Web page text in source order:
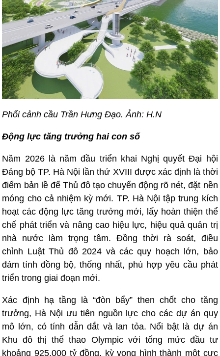
Phối cảnh cầu Trần Hưng Đạo. Ảnh: H.N
Động lực tăng trưởng hai con số
Năm 2026 là năm đầu triển khai Nghị quyết Đại hội
Đảng bộ TP. Hà Nội lần thứ XVIII được xác định là thời
điểm bản lề để Thủ đô tạo chuyển động rõ nét, đặt nền
móng cho cả nhiệm kỳ mới. TP. Hà Nội tập trung kích
hoạt các động lực tăng trưởng mới, lấy hoàn thiện thể
chế phát triển và nâng cao hiệu lực, hiệu quả quản trị
nhà nước làm trọng tâm. Đồng thời rà soát, điều
chỉnh Luật Thủ đô 2024 và các quy hoạch lớn, bảo
đảm tính đồng bộ, thống nhất, phù hợp yêu cầu phát
triển trong giai đoạn mới.
Xác định hạ tầng là “đòn bẩy” then chốt cho tăng
trưởng, Hà Nội ưu tiên nguồn lực cho các dự án quy
mô lớn, có tính dẫn dắt và lan tỏa. Nổi bật là dự án
Khu đô thị thể thao Olympic với tổng mức đầu tư
khoảng 925.000 tỷ đồng, kỳ vọng hình thành một cực